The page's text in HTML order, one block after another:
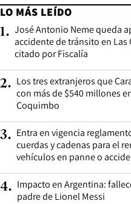
LO MÁS LEÍDO
1. José Antonio Neme queda
accidente de tránsito en Las
citado por Fiscalía
2. Los tres extranjeros que
con más de $540 millones
Coquimbo
3. Entra en vigencia
cuerdas y cadenas para el
vehículos en panne o
4. Impacto en Argentina:
padre de Lionel Messi